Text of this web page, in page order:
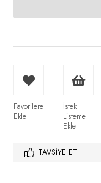
Favorilere
Ekle
İstek
Listeme
Ekle
TAVSIYE ET